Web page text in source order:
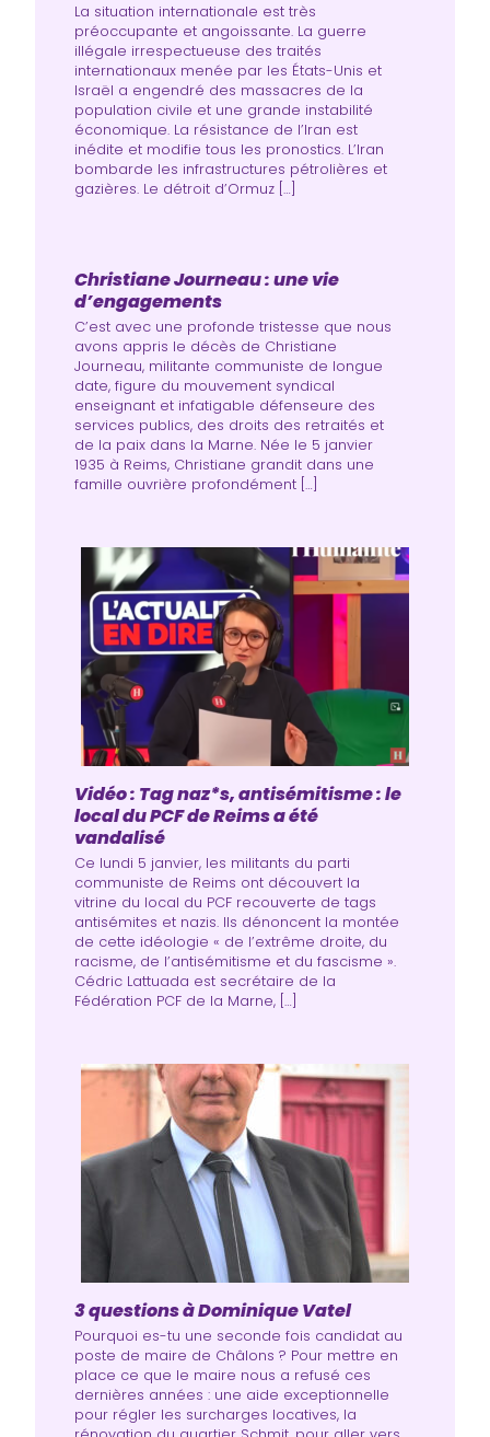
La situation internationale est très
préoccupante et angoissante. La guerre
illégale irrespectueuse des traités
internationaux menée par les États-Unis et
Israël a engendré des massacres de la
population civile et une grande instabilité
économique. La résistance de l’Iran est
inédite et modifie tous les pronostics. L’Iran
bombarde les infrastructures pétrolières et
gazières. Le détroit d’Ormuz […]
Christiane Journeau : une vie
d’engagements
C’est avec une profonde tristesse que nous
avons appris le décès de Christiane
Journeau, militante communiste de longue
date, figure du mouvement syndical
enseignant et infatigable défenseure des
services publics, des droits des retraités et
de la paix dans la Marne. Née le 5 janvier
1935 à Reims, Christiane grandit dans une
famille ouvrière profondément […]
Vidéo : Tag naz*s, antisémitisme : le
local du PCF de Reims a été
vandalisé
Ce lundi 5 janvier, les militants du parti
communiste de Reims ont découvert la
vitrine du local du PCF recouverte de tags
antisémites et nazis. Ils dénoncent la montée
de cette idéologie « de l’extrême droite, du
racisme, de l’antisémitisme et du fascisme ».
Cédric Lattuada est secrétaire de la
Fédération PCF de la Marne, […]
3 questions à Dominique Vatel
Pourquoi es-tu une seconde fois candidat au
poste de maire de Châlons ? Pour mettre en
place ce que le maire nous a refusé ces
dernières années : une aide exceptionnelle
pour régler les surcharges locatives, la